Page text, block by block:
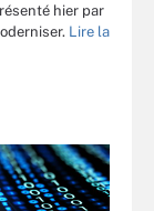
hier par
Lire la